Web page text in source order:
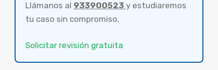
Llámanos al 933900523 y estudiaremos
tu caso sin compromiso.
Solicitar revisión gratuita